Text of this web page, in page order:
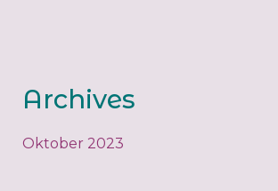
Archives
Oktober 2023